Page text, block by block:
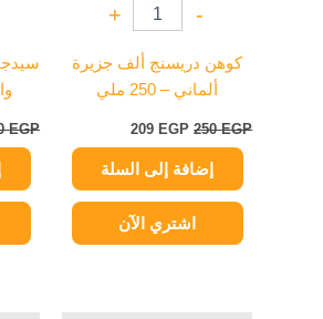
-
+
كوهن دريسنج ألف جزيرة
ألماني – 250 ملي
250EGP
209 EGP
إضافة إلى السلة
اشتري الآن
EGP